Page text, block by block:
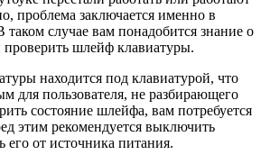
проблема заключается именно в
случае вам понадобится знание о
проверить шлейф клавиатуры.
находится под клавиатурой, что
для пользователя, не разбирающего
состояние шлейфа, вам потребуется
этим рекомендуется выключить
его от источника питания.